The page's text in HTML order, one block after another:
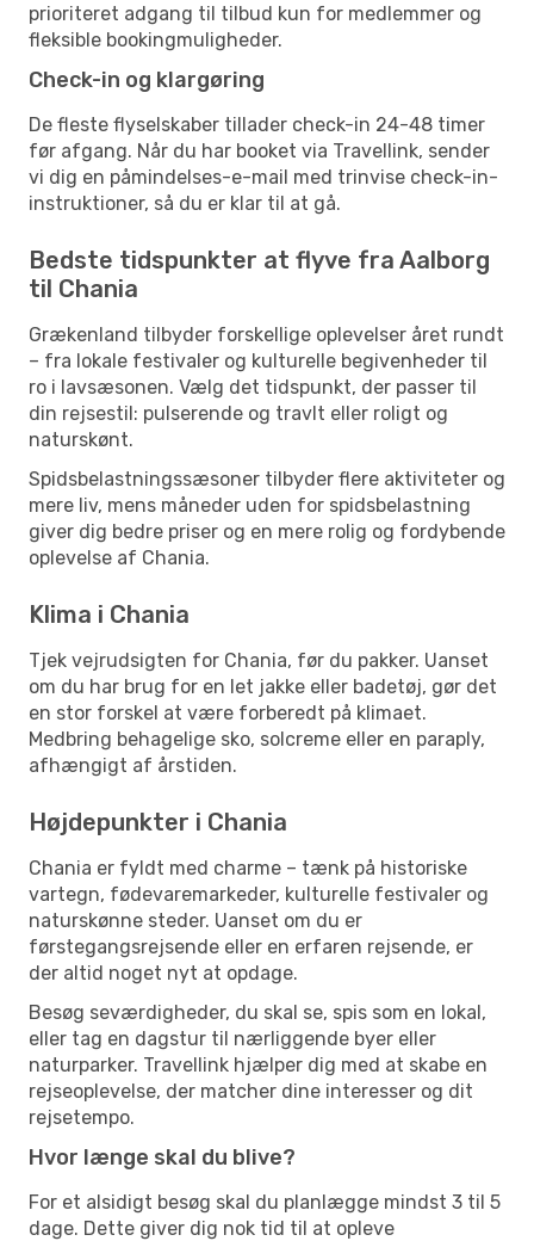
prioriteret adgang til tilbud kun for medlemmer og
fleksible bookingmuligheder.
Check-in og klargøring
De fleste flyselskaber tillader check-in 24-48 timer
før afgang. Når du har booket via Travellink, sender
vi dig en påmindelses-e-mail med trinvise check-in-
instruktioner, så du er klar til at gå.
Bedste tidspunkter at flyve fra Aalborg
til Chania
Grækenland tilbyder forskellige oplevelser året rundt
– fra lokale festivaler og kulturelle begivenheder til
ro i lavsæsonen. Vælg det tidspunkt, der passer til
din rejsestil: pulserende og travlt eller roligt og
naturskønt.
Spidsbelastningssæsoner tilbyder flere aktiviteter og
mere liv, mens måneder uden for spidsbelastning
giver dig bedre priser og en mere rolig og fordybende
oplevelse af Chania.
Klima i Chania
Tjek vejrudsigten for Chania, før du pakker. Uanset
om du har brug for en let jakke eller badetøj, gør det
en stor forskel at være forberedt på klimaet.
Medbring behagelige sko, solcreme eller en paraply,
afhængigt af årstiden.
Højdepunkter i Chania
Chania er fyldt med charme – tænk på historiske
vartegn, fødevaremarkeder, kulturelle festivaler og
naturskønne steder. Uanset om du er
førstegangsrejsende eller en erfaren rejsende, er
der altid noget nyt at opdage.
Besøg seværdigheder, du skal se, spis som en lokal,
eller tag en dagstur til nærliggende byer eller
naturparker. Travellink hjælper dig med at skabe en
rejseoplevelse, der matcher dine interesser og dit
rejsetempo.
Hvor længe skal du blive?
For et alsidigt besøg skal du planlægge mindst 3 til 5
dage. Dette giver dig nok tid til at opleve